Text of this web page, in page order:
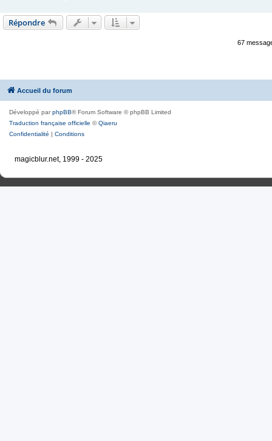
Répondre
67
Accueil du forum
Développé parphpBB® Forum Software © phpBB Limited
Traduction française officielle ©Qiaeru
Confidentialité | Conditions
magicblur.net, 1999 - 2025